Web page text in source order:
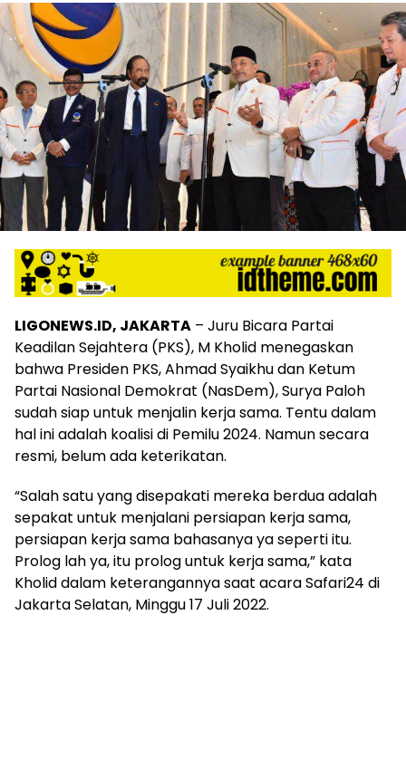
LIGONEWS.ID, JAKARTA – Juru Bicara Partai
Keadilan Sejahtera (PKS), M Kholid menegaskan
bahwa Presiden PKS, Ahmad Syaikhu dan Ketum
Partai Nasional Demokrat (NasDem), Surya Paloh
sudah siap untuk menjalin kerja sama. Tentu dalam
hal ini adalah koalisi di Pemilu 2024. Namun secara
resmi, belum ada keterikatan.
“Salah satu yang disepakati mereka berdua adalah
sepakat untuk menjalani persiapan kerja sama,
persiapan kerja sama bahasanya ya seperti itu.
Prolog lah ya, itu prolog untuk kerja sama,” kata
Kholid dalam keterangannya saat acara Safari24 di
Jakarta Selatan, Minggu 17 Juli 2022.